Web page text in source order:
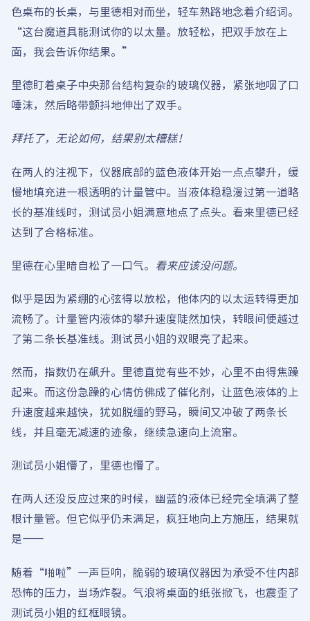
色桌布的长桌，与里德相对而坐，轻车熟路地念着介绍词。
“这台魔道具能测试你的以太量。放轻松，把双手放在上
面，我会告诉你结果。”
里德盯着桌子中央那台结构复杂的玻璃仪器，紧张地咽了口
唾沫，然后略带颤抖地伸出了双手。
拜托了，无论如何，结果别太糟糕！
在两人的注视下，仪器底部的蓝色液体开始一点点攀升，缓
慢地填充进一根透明的计量管中。当液体稳稳漫过第一道略
长的基准线时，测试员小姐满意地点了点头。看来里德已经
达到了合格标准。
里德在心里暗自松了一口气。 看来应该没问题。
似乎是因为紧绷的心弦得以放松，他体内的以太运转得更加
流畅了。计量管内液体的攀升速度陡然加快，转眼间便越过
了第二条长基准线。测试员小姐的双眼亮了起来。
然而，指数仍在飙升。里德直觉有些不妙，心里不由得焦躁
起来。而这份急躁的心情仿佛成了催化剂，让蓝色液体的上
升速度越来越快，犹如脱缰的野马，瞬间又冲破了两条长
线，并且毫无减速的迹象，继续急速向上流窜。
测试员小姐懵了，里德也懵了。
在两人还没反应过来的时候，幽蓝的液体已经完全填满了整
根计量管。但它似乎仍未满足，疯狂地向上方施压，结果就
是——
随着“啪啦”一声巨响，脆弱的玻璃仪器因为承受不住内部
恐怖的压力，当场炸裂。气浪将桌面的纸张掀飞，也震歪了
测试员小姐的红框眼镜。